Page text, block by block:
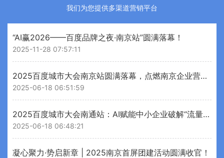
我们为您提供多渠道营销平台
“AI赢2026——百度品牌之夜·南京站”圆满落幕！
2025-11-28 07:57:11
2025百度城市大会南京站圆满落幕，点燃南京企业营销新引擎
2025-06-18 06:51:59
2025百度城市大会南通站：AI赋能中小企业破解“流量变留量”增长密码
2025-06-18 06:48:21
凝心聚力·势启新章 | 2025南京首屏团建活动圆满收官！